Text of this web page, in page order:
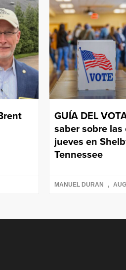
GUÍA DEL
saber sobre
jueves en
Tennessee
MANUEL DURAN